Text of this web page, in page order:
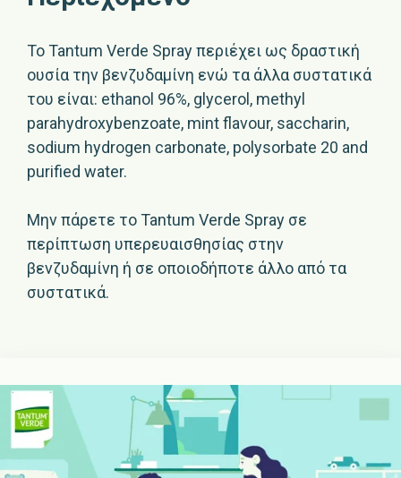
Το Tantum Verde Spray περιέχει ως δραστική
ουσία την βενζυδαμίνη ενώ τα άλλα συστατικά
του είναι: ethanol 96%, glycerol, methyl
parahydroxybenzoate, mint flavour, saccharin,
sodium hydrogen carbonate, polysorbate 20 and
purified water.
Μην πάρετε το Tantum Verde Spray σε
περίπτωση υπερευαισθησίας στην
βενζυδαμίνη ή σε οποιοδήποτε άλλο από τα
συστατικά.